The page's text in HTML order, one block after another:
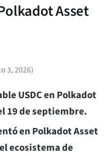
Asset
3, 2026)
USDC en Polkadot
19 de septiembre.
en Polkadot Asset
ecosistema de